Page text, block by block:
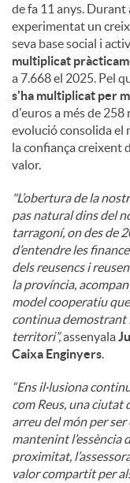
de fa 11 anys.
experimentat un
seva base social i
multiplicat
a 7.668 el 2025. Pel
s'ha multiplicat per
d'euros a més de
evolució consolida
la confiança creixent
valor.
"L’obertura de la
pas natural dins del
tarragoní, on des de
d’entendre les
dels reusencs i
la província,
model cooperatiu
continua demostrant
territori”,assenyala
Caixa Enginyers.
“Ens il·lusiona
com Reus, una ciutat
arreu del món per
mantenint l’essència
proximitat,
valor compartit per